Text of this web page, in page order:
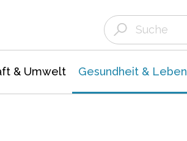
& Umwelt Gesundheit & Leben